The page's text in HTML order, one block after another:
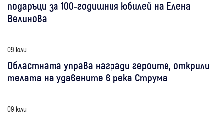
подаръци за 100-годишния юбилей на Елена
Велинова
09 юли
Областната управа награди героите, открили
телата на удавените в река Струма
09 юли